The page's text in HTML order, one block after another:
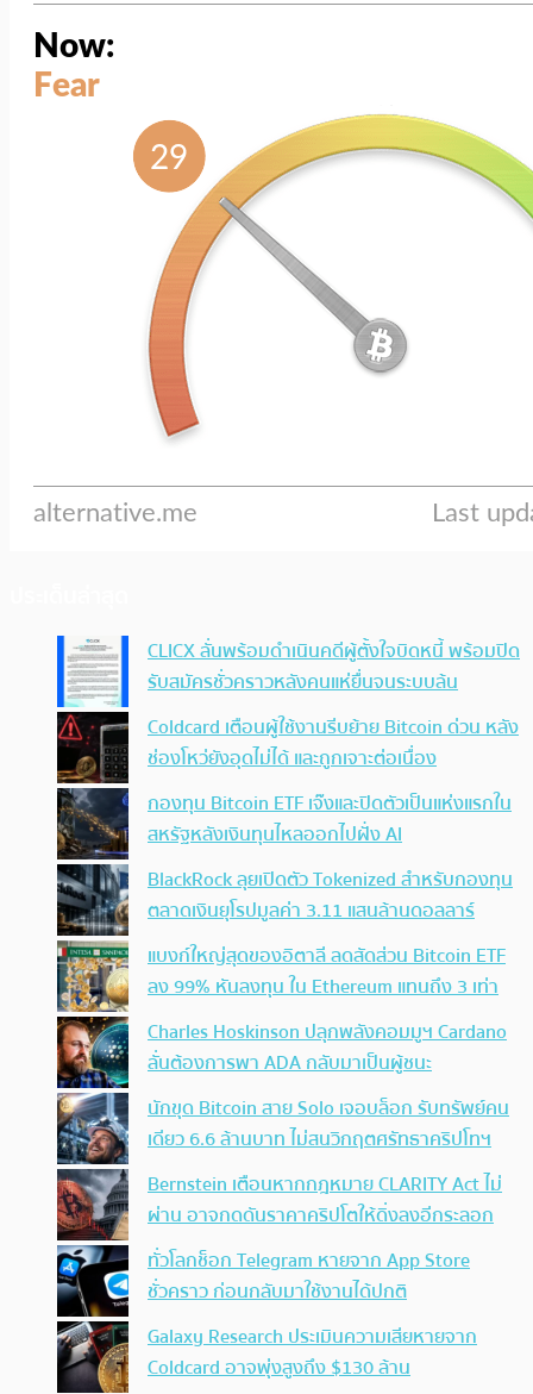
CLICX ลั่นพร้อมดำเนินคดีผู้ตั้งใจบิดหนี้ พร้อมปิด
รับสมัครชั่วคราวหลังคนแห่ยื่นจนระบบล้น
Coldcard เตือนผู้ใช้งานรีบย้าย Bitcoin ด่วน หลัง
ช่องโหว่ยังอุดไม่ได้ และถูกเจาะต่อเนื่อง
กองทุน Bitcoin ETF เจ๊งและปิดตัวเป็นแห่งแรกใน
สหรัฐหลังเงินทุนไหลออกไปฝั่ง AI
BlackRock ลุยเปิดตัว Tokenized สำหรับกองทุน
ตลาดเงินยุโรปมูลค่า 3.11 แสนล้านดอลลาร์
แบงก์ใหญ่สุดของอิตาลี ลดสัดส่วน Bitcoin ETF
ลง 99% หันลงทุน ใน Ethereum แทนถึง 3 เท่า
Charles Hoskinson ปลุกพลังคอมมูฯ Cardano
ลั่นต้องการพา ADA กลับมาเป็นผู้ชนะ
นักขุด Bitcoin สาย Solo เจอบล็อก รับทรัพย์คน
เดียว 6.6 ล้านบาท ไม่สนวิกฤตศรัทธาคริปโทฯ
Bernstein เตือนหากกฎหมาย CLARITY Act ไม่
ผ่าน อาจกดดันราคาคริปโตให้ดิ่งลงอีกระลอก
ทั่วโลกช็อก Telegram หายจาก App Store
ชั่วคราว ก่อนกลับมาใช้งานได้ปกติ
Galaxy Research ประเมินความเสียหายจาก
Coldcard อาจพุ่งสูงถึง $130 ล้าน